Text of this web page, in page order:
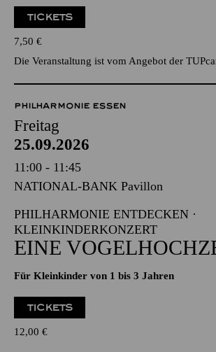
TICKETS
7,50 €
Die Veranstaltung ist vom Angebot der
PHILHARMONIE ESSEN
Freitag
25.09.2026
11:00 - 11:45
NATIONAL-BANK Pavillon
PHILHARMONIE ENTDECKEN ·
KLEINKINDERKONZERT
EINE
Für Kleinkinder von 1 bis 3 Jahren
TICKETS
12,00 €